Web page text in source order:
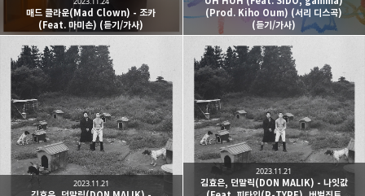
매드 클라운(Mad Clown) - 조카
(Feat. 마미손) (듣기/가사)
(Prod. Kiho Oum) (서리 디스곡)
(듣기/가사)
2023.11.21
김효은, 던말릭(DON MALIK) - 나잇값
2023.11.21